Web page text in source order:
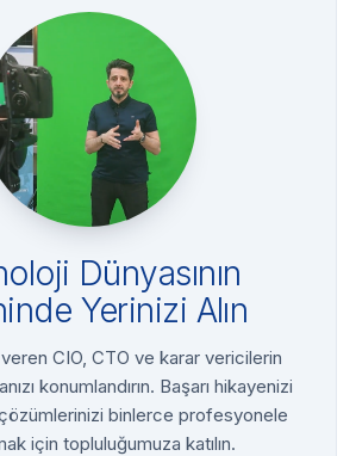
Dünyasının
Yerinizi Alın
CIO, CTO ve karar vericilerin
konumlandırın. Başarı hikayenizi
binlerce profesyonele
için topluluğumuza katılın.